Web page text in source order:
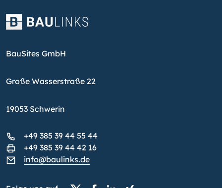
BauSites GmbH
Große Wasserstraße 22
19053 Schwerin
+49 385 39 44 55 44
+49 385 39 44 42 16
info@baulinks.de